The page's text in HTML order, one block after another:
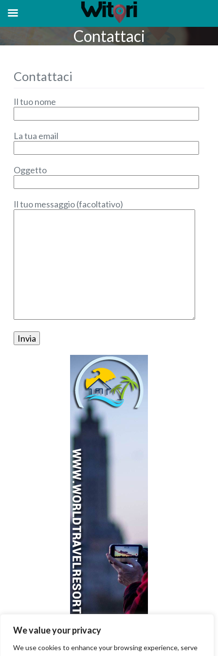
We value your privacy
We use cookies to enhance your browsing experience, serve
Contattaci
Contattaci
Il tuo nome
La tua email
Oggetto
Il tuo messaggio (facoltativo)